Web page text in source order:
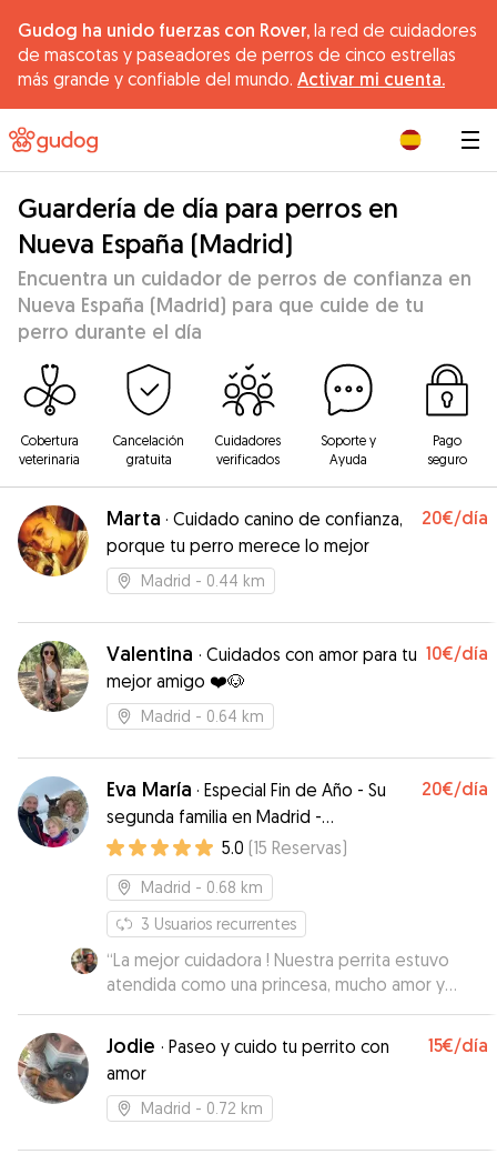
Gudog ha unido fuerzas con Rover, la red de cuidadores
de mascotas y paseadores de perros de cinco estrellas
más grande y confiable del mundo. Activar mi cuenta.
Guardería de día para perros en
Nueva España (Madrid)
Encuentra un cuidador de perros de confianza en
Nueva España (Madrid) para que cuide de tu
perro durante el día
Cobertura
veterinaria
Cancelación
gratuita
Cuidadores
verificados
Soporte y
Ayuda
Pago
seguro
Marta · Cuidado canino de confianza,
porque tu perro merece lo mejor
20€/día
Madrid - 0.44 km
Valentina · Cuidados con amor para tu
mejor amigo ❤️🐶
10€/día
Madrid - 0.64 km
Eva María · Especial Fin de Año - Su
segunda familia en Madrid -
Especialidad en urgencias de último
minuto! Disponible en Fin de Año
20€/día
5.0 (15 Reservas)
Madrid - 0.68 km
3 Usuarios recurrentes
“La mejor cuidadora ! Nuestra perrita estuvo
atendida como una princesa, mucho amor y
cariño y siempre actualizándonos de las
actividades que ivan realizando
Jodie · Paseo y cuido tu perrito con
amor
15€/día
Madrid - 0.72 km